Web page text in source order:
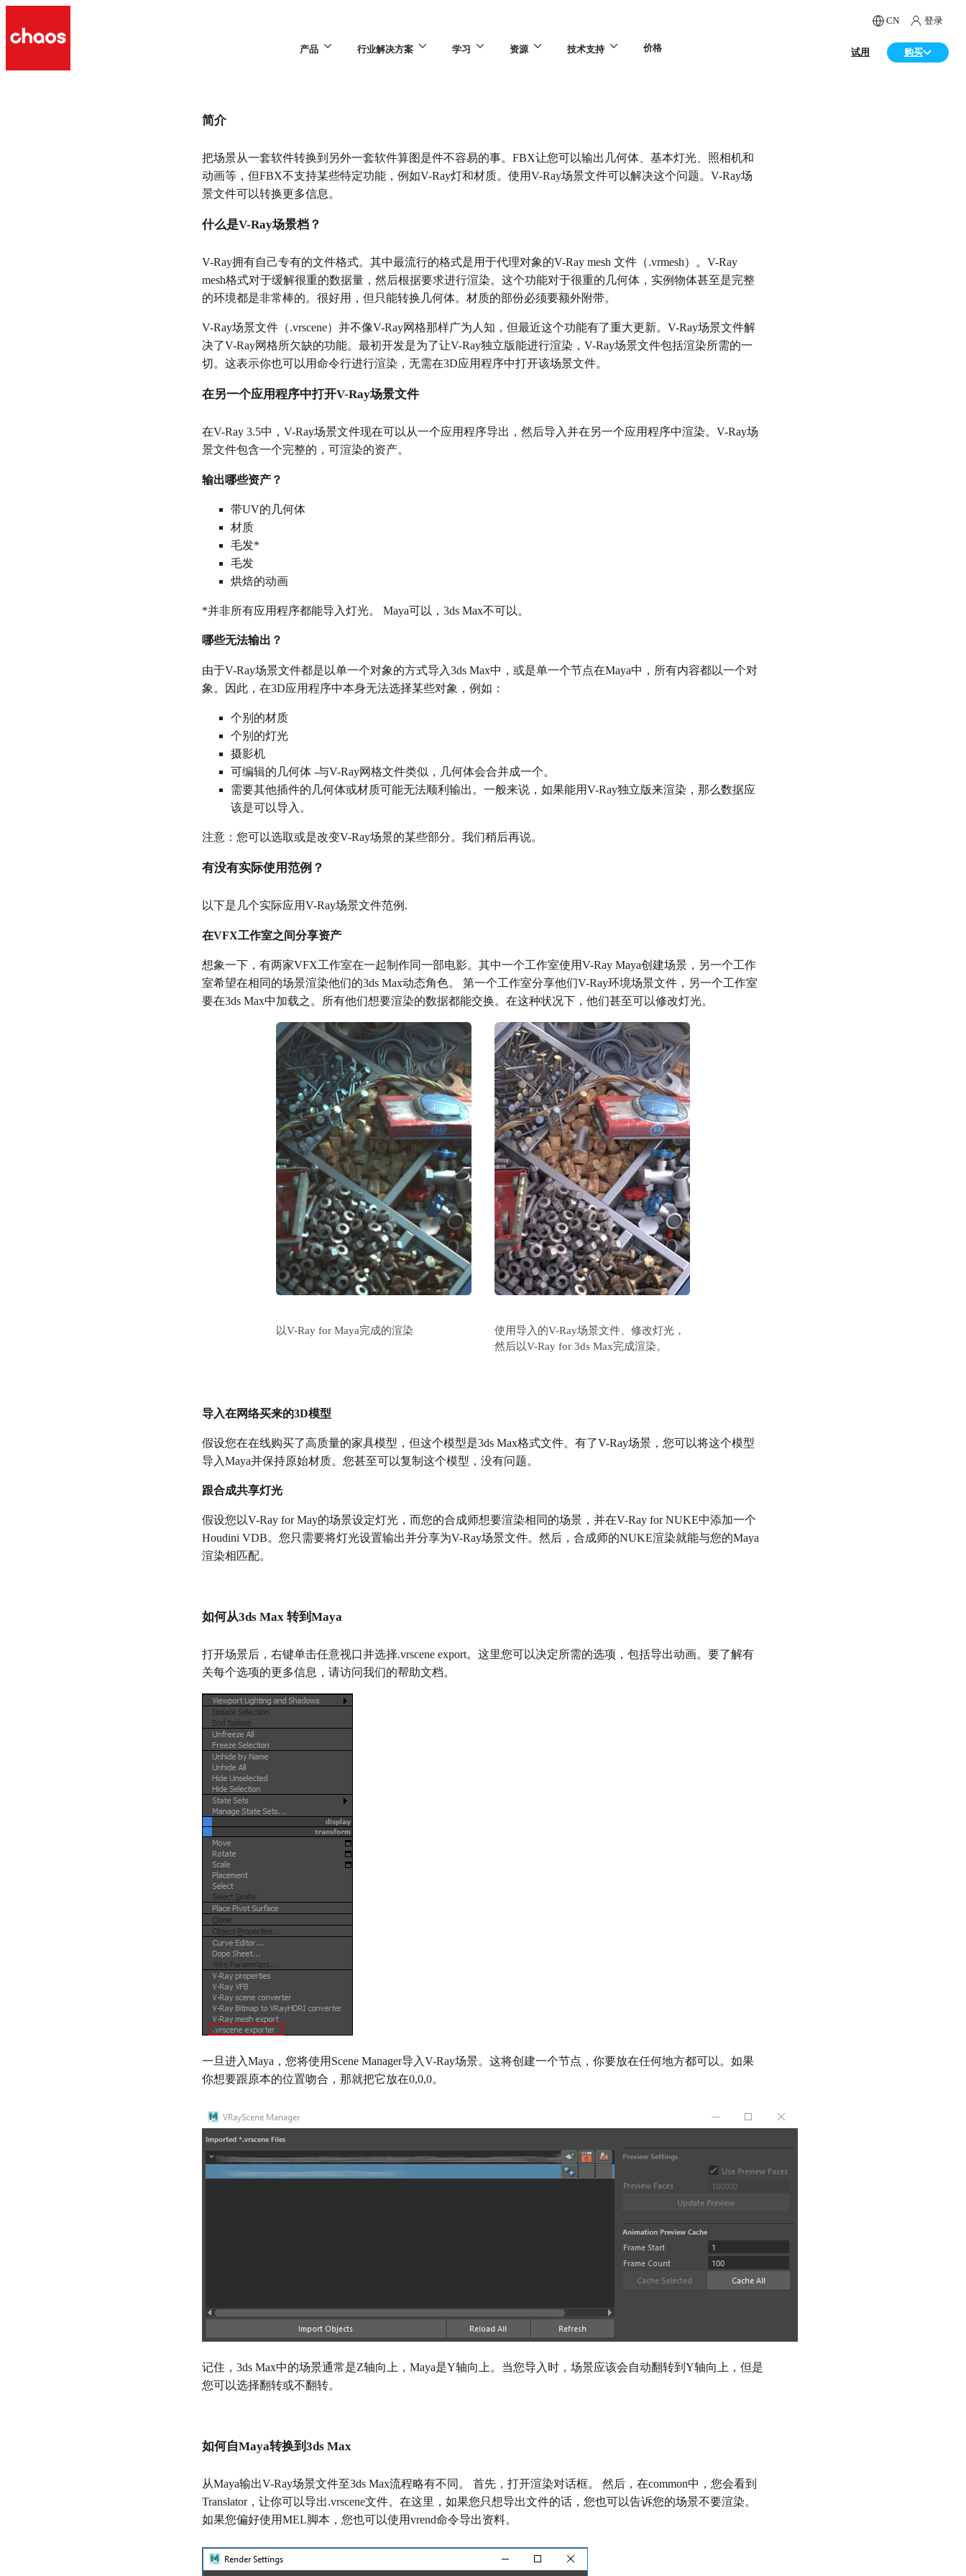
CN 登录
产品 行业解决方案 学习 资源 技术支持 价格 试用 购买
如何在不同3D软件之间转换V-Ray 场景
简介
把场景从一套软件转换到另外一套软件算图是件不容易的事。FBX让您可以输出几何体、基本灯光、照相机和
动画等，但FBX不支持某些特定功能，例如V-Ray灯和材质。使用V-Ray场景文件可以解决这个问题。V-Ray场
景文件可以转换更多信息。
什么是V-Ray场景档？
V-Ray拥有自己专有的文件格式。其中最流行的格式是用于代理对象的V-Ray mesh 文件（.vrmesh）。V-Ray
mesh格式对于缓解很重的数据量，然后根据要求进行渲染。这个功能对于很重的几何体，实例物体甚至是完整
的环境都是非常棒的。很好用，但只能转换几何体。材质的部份必须要额外附带。
V-Ray场景文件（.vrscene）并不像V-Ray网格那样广为人知，但最近这个功能有了重大更新。V-Ray场景文件解
决了V-Ray网格所欠缺的功能。最初开发是为了让V-Ray独立版能进行渲染，V-Ray场景文件包括渲染所需的一
切。这表示你也可以用命令行进行渲染，无需在3D应用程序中打开该场景文件。
在另一个应用程序中打开V-Ray场景文件
在V-Ray 3.5中，V-Ray场景文件现在可以从一个应用程序导出，然后导入并在另一个应用程序中渲染。V-Ray场
景文件包含一个完整的，可渲染的资产。
输出哪些资产？
带UV的几何体
材质
毛发*
毛发
烘焙的动画
*并非所有应用程序都能导入灯光。 Maya可以，3ds Max不可以。
哪些无法输出？
由于V-Ray场景文件都是以单一个对象的方式导入3ds Max中，或是单一个节点在Maya中，所有内容都以一个对
象。因此，在3D应用程序中本身无法选择某些对象，例如：
个别的材质
个别的灯光
摄影机
可编辑的几何体 -与V-Ray网格文件类似，几何体会合并成一个。
需要其他插件的几何体或材质可能无法顺利输出。一般来说，如果能用V-Ray独立版来渲染，那么数据应
该是可以导入。
注意：您可以选取或是改变V-Ray场景的某些部分。我们稍后再说。
有没有实际使用范例？
以下是几个实际应用V-Ray场景文件范例.
在VFX工作室之间分享资产
想象一下，有两家VFX工作室在一起制作同一部电影。其中一个工作室使用V-Ray Maya创建场景，另一个工作
室希望在相同的场景渲染他们的3ds Max动态角色。 第一个工作室分享他们V-Ray环境场景文件，另一个工作室
要在3ds Max中加载之。所有他们想要渲染的数据都能交换。在这种状况下，他们甚至可以修改灯光。
以V-Ray for Maya完成的渲染
使用导入的V-Ray场景文件、修改灯光，
然后以V-Ray for 3ds Max完成渲染。
导入在网络买来的3D模型
假设您在在线购买了高质量的家具模型，但这个模型是3ds Max格式文件。有了V-Ray场景，您可以将这个模型
导入Maya并保持原始材质。您甚至可以复制这个模型，没有问题。
跟合成共享灯光
假设您以V-Ray for May的场景设定灯光，而您的合成师想要渲染相同的场景，并在V-Ray for NUKE中添加一个
Houdini VDB。您只需要将灯光设置输出并分享为V-Ray场景文件。然后，合成师的NUKE渲染就能与您的Maya
渲染相匹配。
如何从3ds Max 转到Maya
打开场景后，右键单击任意视口并选择.vrscene export。这里您可以决定所需的选项，包括导出动画。要了解有
关每个选项的更多信息，请访问我们的帮助文档。
一旦进入Maya，您将使用Scene Manager导入V-Ray场景。这将创建一个节点，你要放在任何地方都可以。如果
你想要跟原本的位置吻合，那就把它放在0,0,0。
记住，3ds Max中的场景通常是Z轴向上，Maya是Y轴向上。当您导入时，场景应该会自动翻转到Y轴向上，但是
您可以选择翻转或不翻转。
如何自Maya转换到3ds Max
从Maya输出V-Ray场景文件至3ds Max流程略有不同。 首先，打开渲染对话框。 然后，在common中，您会看到
Translator，让你可以导出.vrscene文件。在这里，如果您只想导出文件的话，您也可以告诉您的场景不要渲染。
如果您偏好使用MEL脚本，您也可以使用vrend命令导出资料。